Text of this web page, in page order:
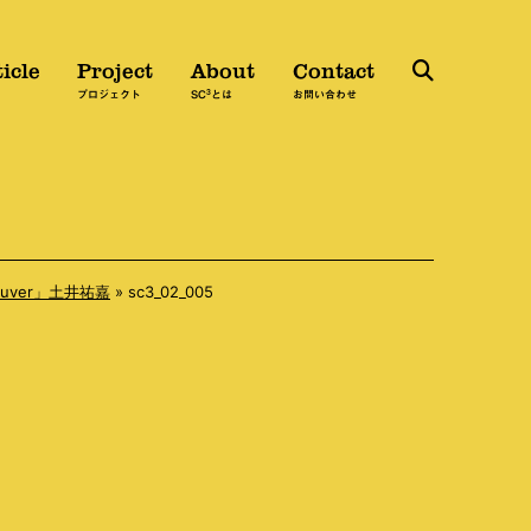
Project
プロジェクト
About
SC3とは
Contact
お問い合わせ
」土井祐嘉 » sc3_02_005